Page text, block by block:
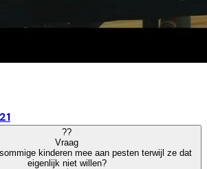
??
Vraag
kinderen mee aan pesten terwijl ze dat
eigenlijk niet willen?